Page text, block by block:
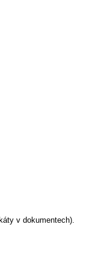
v dokumentech).